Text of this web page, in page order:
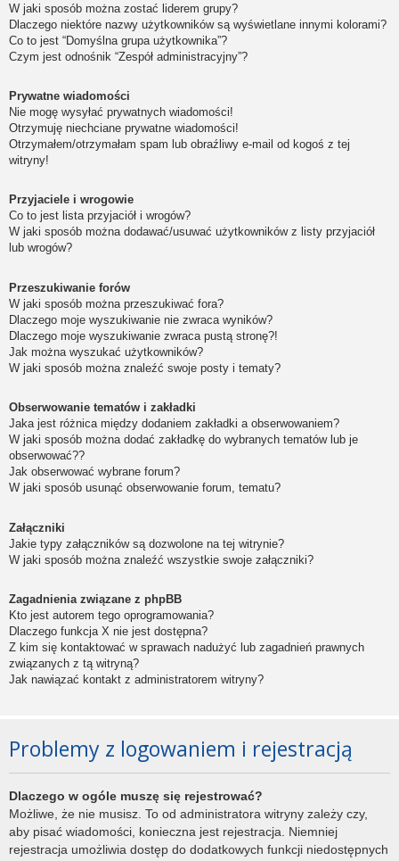
W jaki sposób można zostać liderem grupy?
Dlaczego niektóre nazwy użytkowników są wyświetlane innymi kolorami?
Co to jest “Domyślna grupa użytkownika”?
Czym jest odnośnik “Zespół administracyjny”?
Prywatne wiadomości
Nie mogę wysyłać prywatnych wiadomości!
Otrzymuję niechciane prywatne wiadomości!
Otrzymałem/otrzymałam spam lub obraźliwy e-mail od kogoś z tej
witryny!
Przyjaciele i wrogowie
Co to jest lista przyjaciół i wrogów?
W jaki sposób można dodawać/usuwać użytkowników z listy przyjaciół
lub wrogów?
Przeszukiwanie forów
W jaki sposób można przeszukiwać fora?
Dlaczego moje wyszukiwanie nie zwraca wyników?
Dlaczego moje wyszukiwanie zwraca pustą stronę?!
Jak można wyszukać użytkowników?
W jaki sposób można znaleźć swoje posty i tematy?
Obserwowanie tematów i zakładki
Jaka jest różnica między dodaniem zakładki a obserwowaniem?
W jaki sposób można dodać zakładkę do wybranych tematów lub je
obserwować??
Jak obserwować wybrane forum?
W jaki sposób usunąć obserwowanie forum, tematu?
Załączniki
Jakie typy załączników są dozwolone na tej witrynie?
W jaki sposób można znaleźć wszystkie swoje załączniki?
Zagadnienia związane z phpBB
Kto jest autorem tego oprogramowania?
Dlaczego funkcja X nie jest dostępna?
Z kim się kontaktować w sprawach nadużyć lub zagadnień prawnych
związanych z tą witryną?
Jak nawiązać kontakt z administratorem witryny?
Problemy z logowaniem i rejestracją
Dlaczego w ogóle muszę się rejestrować?
Możliwe, że nie musisz. To od administratora witryny zależy czy,
aby pisać wiadomości, konieczna jest rejestracja. Niemniej
rejestracja umożliwia dostęp do dodatkowych funkcji niedostępnych